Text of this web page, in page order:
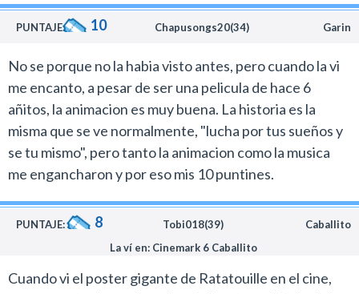
promedio de lo que estamos viendo últimamente en el
género de la animación, sería una injusticia no
recomendarla, ya que el nuevo film de Bird tiene más
valores que defectos y definitivamente hay que ver.
PUNTAJE: 10 Chapusongs20(34) Garin
No se porque no la habia visto antes, pero cuando la vi
me encanto, a pesar de ser una pelicula de hace 6
añitos, la animacion es muy buena. La historia es la
misma que se ve normalmente, "lucha por tus sueños y
se tu mismo", pero tanto la animacion como la musica
me engancharon y por eso mis 10 puntines.
PUNTAJE: 8 Tobi018(39)
Caballito
La ví en: Cinemark 6 Caballito
Cuando vi el poster gigante de Ratatouille en el cine,